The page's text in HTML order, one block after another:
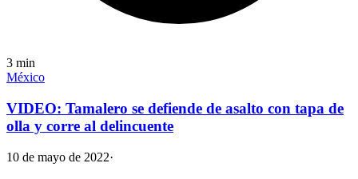
3 min
México
VIDEO: Tamalero se defiende de asalto con tapa de
olla y corre al delincuente
10 de mayo de 2022·